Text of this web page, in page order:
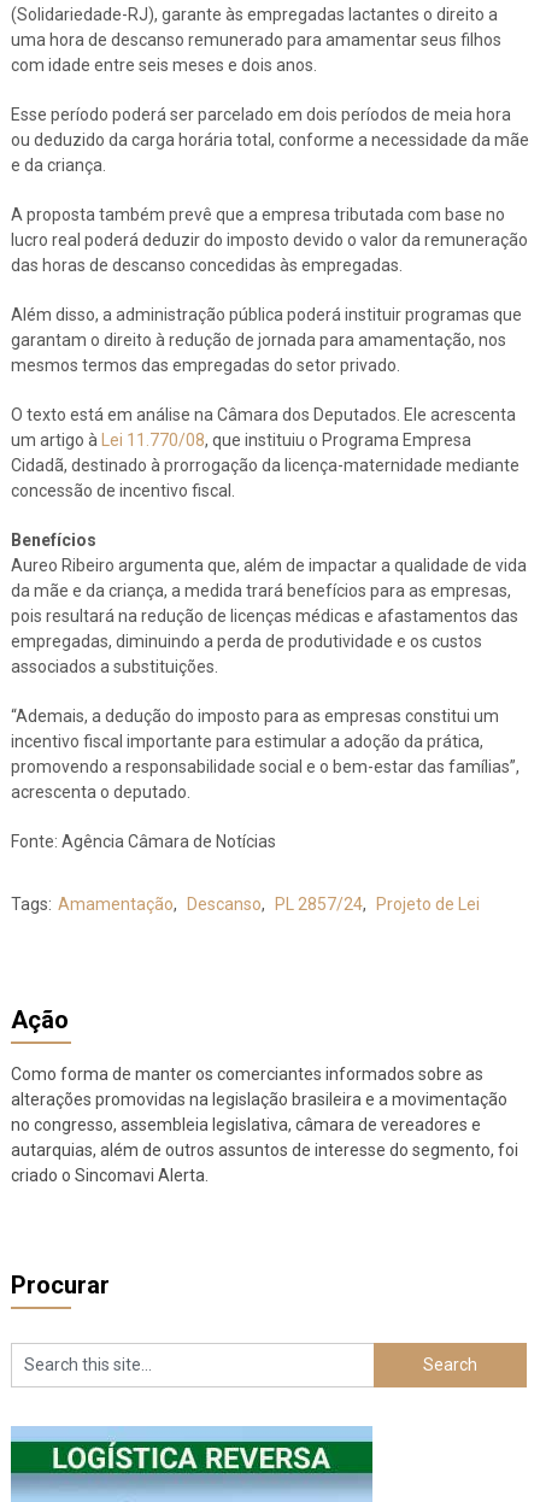
(Solidariedade-RJ), garante às empregadas lactantes o direito a
uma hora de descanso remunerado para amamentar seus filhos
com idade entre seis meses e dois anos.
Esse período poderá ser parcelado em dois períodos de meia hora
ou deduzido da carga horária total, conforme a necessidade da mãe
e da criança.
A proposta também prevê que a empresa tributada com base no
lucro real poderá deduzir do imposto devido o valor da remuneração
das horas de descanso concedidas às empregadas.
Além disso, a administração pública poderá instituir programas que
garantam o direito à redução de jornada para amamentação, nos
mesmos termos das empregadas do setor privado.
O texto está em análise na Câmara dos Deputados. Ele acrescenta
um artigo à
Lei 11.770/08, que instituiu o Programa Empresa
Cidadã, destinado à prorrogação da licença-maternidade mediante
concessão de incentivo fiscal.
Benefícios
Aureo Ribeiro argumenta que, além de impactar a qualidade de vida
da mãe e da criança, a medida trará benefícios para as empresas,
pois resultará na redução de licenças médicas e afastamentos das
empregadas, diminuindo a perda de produtividade e os custos
associados a substituições.
“Ademais, a dedução do imposto para as empresas constitui um
incentivo fiscal importante para estimular a adoção da prática,
promovendo a responsabilidade social e o bem-estar das famílias”,
acrescenta o deputado.
Fonte: Agência Câmara de Notícias
Tags: Amamentação, Descanso, PL 2857/24, Projeto de Lei
Ação
Como forma de manter os comerciantes informados sobre as
alterações promovidas na legislação brasileira e a movimentação
no congresso, assembleia legislativa, câmara de vereadores e
autarquias, além de outros assuntos de interesse do segmento, foi
criado o Sincomavi Alerta.
Procurar